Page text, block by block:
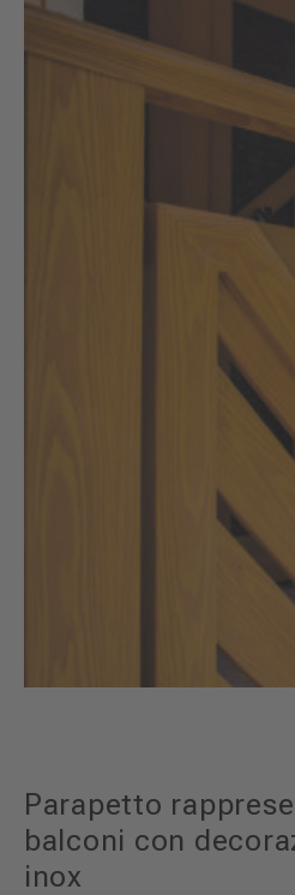
Parapetto
balconi con
inox